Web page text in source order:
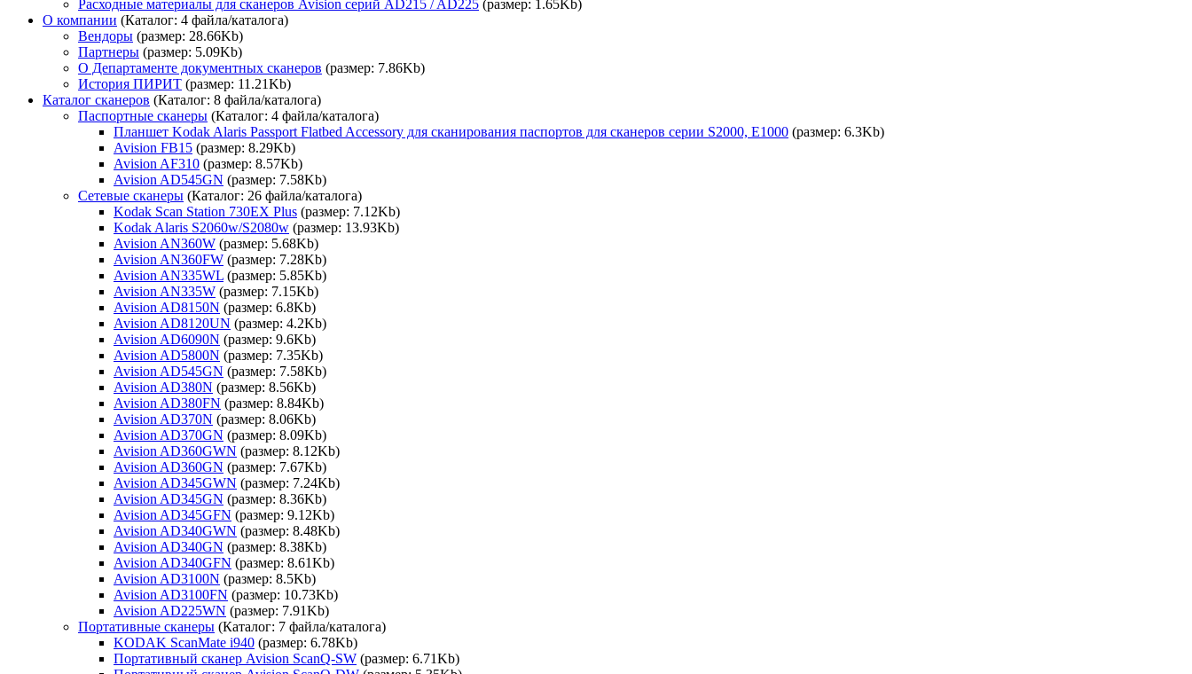
Расходные материалы для сканеров Avision серий AD215 / AD225 (размер: 1.65Kb)
О компании (Каталог: 4 файла/каталога)
Вендоры (размер: 28.66Kb)
Партнеры (размер: 5.09Kb)
О Департаменте документных сканеров (размер: 7.86Kb)
История ПИРИТ (размер: 11.21Kb)
Каталог сканеров (Каталог: 8 файла/каталога)
Паспортные сканеры (Каталог: 4 файла/каталога)
Планшет Kodak Alaris Passport Flatbed Accessory для сканирования паспортов для сканеров серии S2000, E1000 (размер: 6.3Kb)
Avision FB15 (размер: 8.29Kb)
Avision AF310 (размер: 8.57Kb)
Avision AD545GN (размер: 7.58Kb)
Сетевые сканеры (Каталог: 26 файла/каталога)
Kodak Scan Station 730EX Plus (размер: 7.12Kb)
Kodak Alaris S2060w/S2080w (размер: 13.93Kb)
Avision AN360W (размер: 5.68Kb)
Avision AN360FW (размер: 7.28Kb)
Avision AN335WL (размер: 5.85Kb)
Avision AN335W (размер: 7.15Kb)
Avision AD8150N (размер: 6.8Kb)
Avision AD8120UN (размер: 4.2Kb)
Avision AD6090N (размер: 9.6Kb)
Avision AD5800N (размер: 7.35Kb)
Avision AD545GN (размер: 7.58Kb)
Avision AD380N (размер: 8.56Kb)
Avision AD380FN (размер: 8.84Kb)
Avision AD370N (размер: 8.06Kb)
Avision AD370GN (размер: 8.09Kb)
Avision AD360GWN (размер: 8.12Kb)
Avision AD360GN (размер: 7.67Kb)
Avision AD345GWN (размер: 7.24Kb)
Avision AD345GN (размер: 8.36Kb)
Avision AD345GFN (размер: 9.12Kb)
Avision AD340GWN (размер: 8.48Kb)
Avision AD340GN (размер: 8.38Kb)
Avision AD340GFN (размер: 8.61Kb)
Avision AD3100N (размер: 8.5Kb)
Avision AD3100FN (размер: 10.73Kb)
Avision AD225WN (размер: 7.91Kb)
Портативные сканеры (Каталог: 7 файла/каталога)
KODAK ScanMate i940 (размер: 6.78Kb)
Портативный сканер Avision ScanQ-SW (размер: 6.71Kb)